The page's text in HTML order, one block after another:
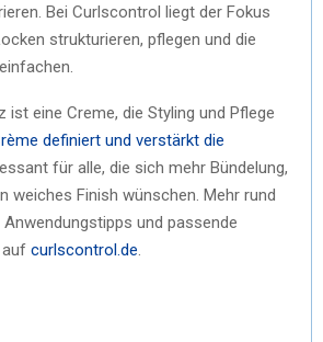
Bei Curlscontrol liegt der Fokus
strukturieren, pflegen und die
ist eine Creme, die Styling und Pflege
definiert und verstärkt die
für alle, die sich mehr Bündelung,
weiches Finish wünschen. Mehr rund
und passende
auf curlscontrol.de